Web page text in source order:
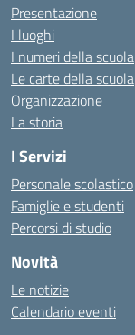
Presentazione
I luoghi
I numeri della scuola
Le carte della scuola
Organizzazione
La storia
I Servizi
Personale scolastico
Famiglie e studenti
Percorsi di studio
Novità
Le notizie
Calendario eventi